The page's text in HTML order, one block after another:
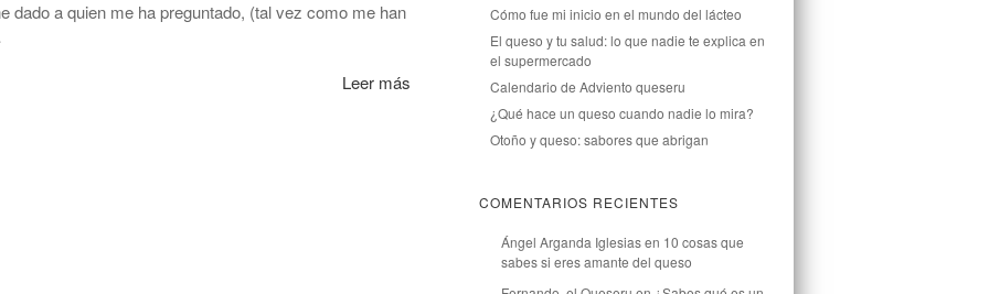
dado a quien me ha preguntado, (tal vez como me han
Leer más
Cómo fue mi inicio en el mundo del lácteo
El queso y tu salud: lo que nadie te explica en
el supermercado
Calendario de Adviento queseru
¿Qué hace un queso cuando nadie lo mira?
Otoño y queso: sabores que abrigan
COMENTARIOS RECIENTES
Ángel Arganda Iglesiasen 10 cosas que
sabes si eres amante del queso